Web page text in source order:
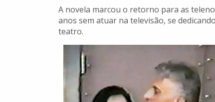
A novela marcou o retorno para as
anos sem atuar na televisão, se
teatro.